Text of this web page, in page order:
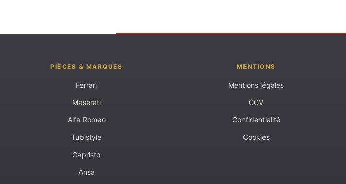
PIÈCES & MARQUES
Ferrari
Maserati
Alfa Romeo
Tubistyle
Capristo
Ansa
MENTIONS
Mentions légales
CGV
Confidentialité
Cookies